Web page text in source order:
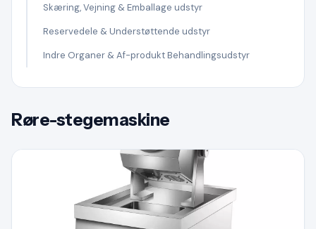
Skæring, Vejning & Emballage udstyr
Reservedele & Understøttende udstyr
Indre Organer & Af-produkt Behandlingsudstyr
Røre-stegemaskine